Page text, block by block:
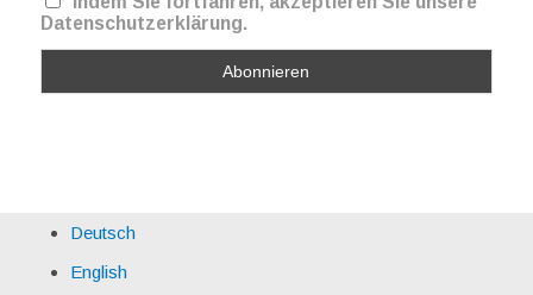
Datenschutzerklärung.
Deutsch
English